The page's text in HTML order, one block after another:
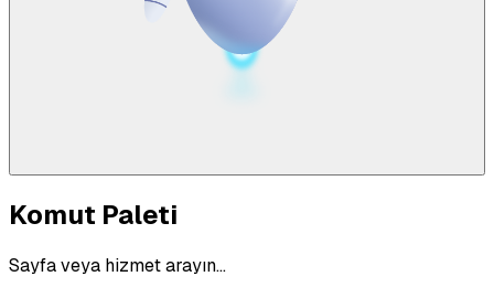
Komut Paleti
Sayfa veya hizmet arayın...